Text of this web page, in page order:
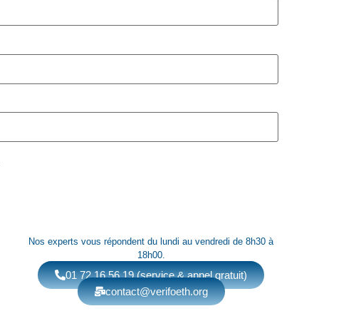
Nos experts vous répondent du lundi au vendredi de 8h30 à
18h00.
01 72 16 56 19 (service & appel gratuit)
contact@verifoeth.org